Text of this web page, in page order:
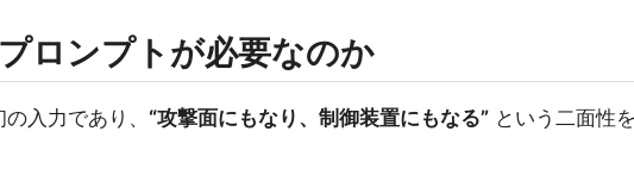
ロンプトが必要なのか
入力であり、 “攻撃面にもなり、制御装置にもなる” という二面性